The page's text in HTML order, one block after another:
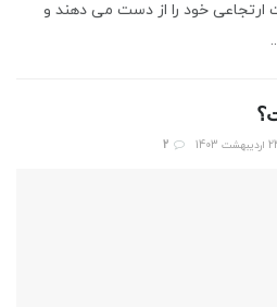
خود را از دست می دهند و